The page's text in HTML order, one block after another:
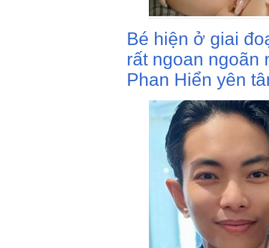
Bé hiện ở giai
rất ngoan ngoãn
Phan Hiển yên